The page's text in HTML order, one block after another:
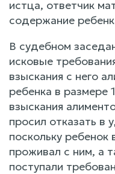
истца, ответчик
содержание
В судебном
исковые
взыскания с него
ребенка в размере
взыскания
просил отказать в
поскольку
проживал с ним, а
поступали